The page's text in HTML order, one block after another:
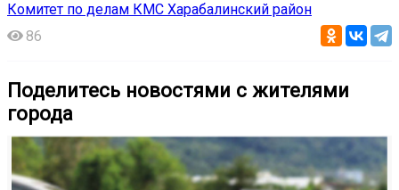
Комитет по делам КМС Харабалинский район
86
Поделитесь новостями с жителями
города